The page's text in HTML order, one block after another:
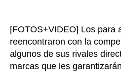
[FOTOS+VIDEO] Los para
reencontraron con la
algunos de sus rivales
marcas que les